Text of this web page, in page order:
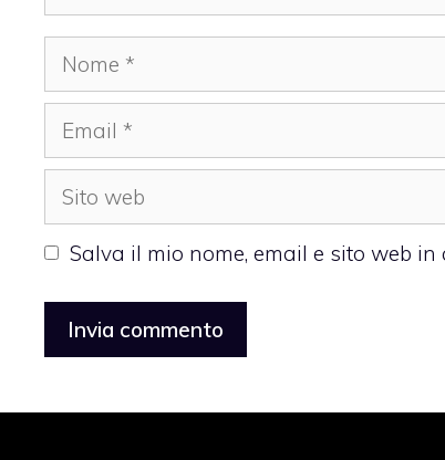
Nome
Email
Sito
web
Salva il mio nome, email e sito web